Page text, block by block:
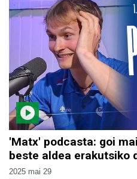
'Matx' podcasta: goi
beste aldea erakutsiko
2025 mai 29